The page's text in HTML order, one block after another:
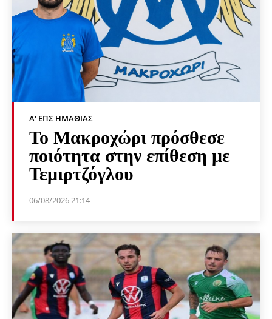
Α' ΕΠΣ ΗΜΑΘΊΑΣ
Το Μακροχώρι πρόσθεσε
ποιότητα στην επίθεση με
Τεμιρτζόγλου
06/08/2026 21:14